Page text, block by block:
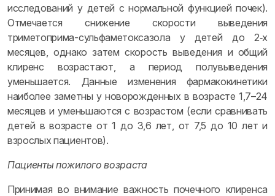
исследований у детей с нормальной функцией почек).
Отмечается снижение скорости выведения
триметоприма-сульфаметоксазола у детей до 2‑х
месяцев, однако затем скорость выведения и общий
клиренс возрастают, а период полувыведения
уменьшается. Данные изменения фармакокинетики
наиболее заметны у новорожденных в возрасте 1,7–24
месяцев и уменьшаются с возрастом (если сравнивать
детей в возрасте от 1 до 3,6 лет, от 7,5 до 10 лет и
взрослых пациентов).
Пациенты пожилого возраста
Принимая во внимание важность почечного клиренса